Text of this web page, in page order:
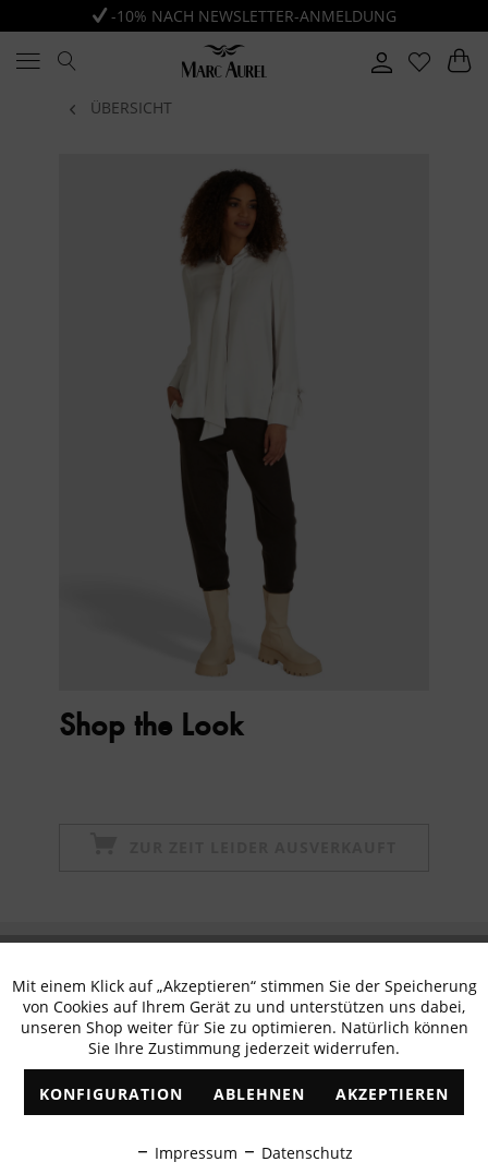
-10% NACH NEWSLETTER-ANMELDUNG
ÜBERSICHT
Shop the Look
erhalten
✓ Exklusive Angebote ✓ Die aktuellsten Trends
Funktionale Aktiv
Marketing Inaktiv
Tracking Inaktiv
Mit einem Klick auf „Akzeptieren“ stimmen Sie der Speicherung
von Cookies auf Ihrem Gerät zu und unterstützen uns dabei,
unseren Shop weiter für Sie zu optimieren. Natürlich können
Sie Ihre Zustimmung jederzeit widerrufen.
KONFIGURATION ABLEHNEN AKZEPTIEREN
Impressum Datenschutz